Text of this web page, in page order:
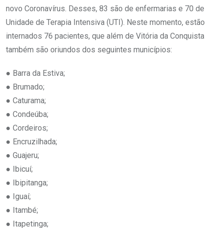
novo Coronavírus. Desses, 83 são de enfermarias e 70 de
Unidade de Terapia Intensiva (UTI). Neste momento, estão
internados 76 pacientes, que além de Vitória da Conquista
também são oriundos dos seguintes municípios:
● Barra da Estiva;
● Brumado;
● Caturama;
● Condeúba;
● Cordeiros;
● Encruzilhada;
● Guajeru;
● Ibicuí;
● Ibipitanga;
● Iguaí;
● Itambé;
● Itapetinga;